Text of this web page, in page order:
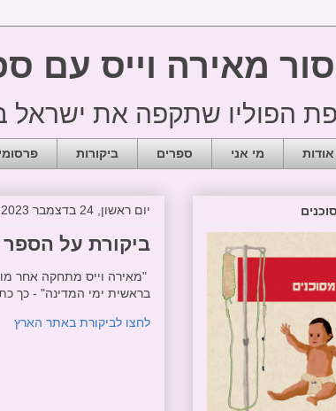
מאירה וייס עם
שתקפה את ישראל בשנות ה-50
אודות מי אני ספרים ביקורות
יום ראשון, 24 בדצמבר 2023
ביקורת על
"מאירה וייס מתחקה אחר
בראשית ימי המדינה" - כך
לחצו לביקורת באתר הארץ